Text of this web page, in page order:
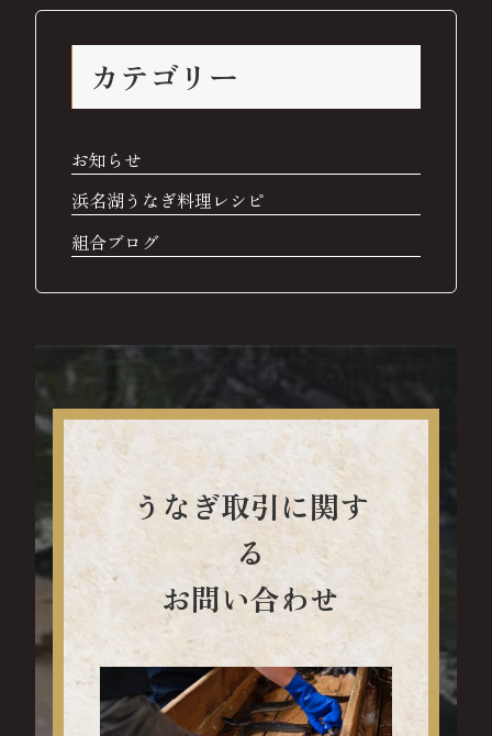
カテゴリー
お知らせ
浜名湖うなぎ料理レシピ
組合ブログ
うなぎ取引に関す
る
お問い合わせ